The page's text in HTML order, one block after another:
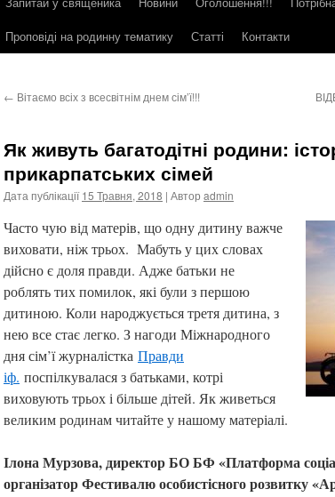
контенту
Проповіді на родинну тематику
Статті Контакти
← Вітаємо всіх з всесвітнім днем сім’ї!!!
Як живуть багатодітні родини:
прикарпатських сімей
Дата публікації 15 Травня, 2018 | Автор admin
Часто чую від матерів, що одну дитину важче
виховати, ніж трьох. Мабуть у цих словах
дійсно є доля правди. Адже батьки не
роблять тих помилок, які були з першою
дитиною. Коли народжується третя дитина, з
нею все стає легко. З нагоди Міжнародного
дня сім’ї журналістка Правди
іф. поспілкувалася з батьками, котрі
виховують трьох і більше дітей. Як живеться
великим родинам читайте у нашому матеріалі.
Ілона Мурзова, директор БО БФ «Платформа
організатор Фестивалю особистісного розвитку